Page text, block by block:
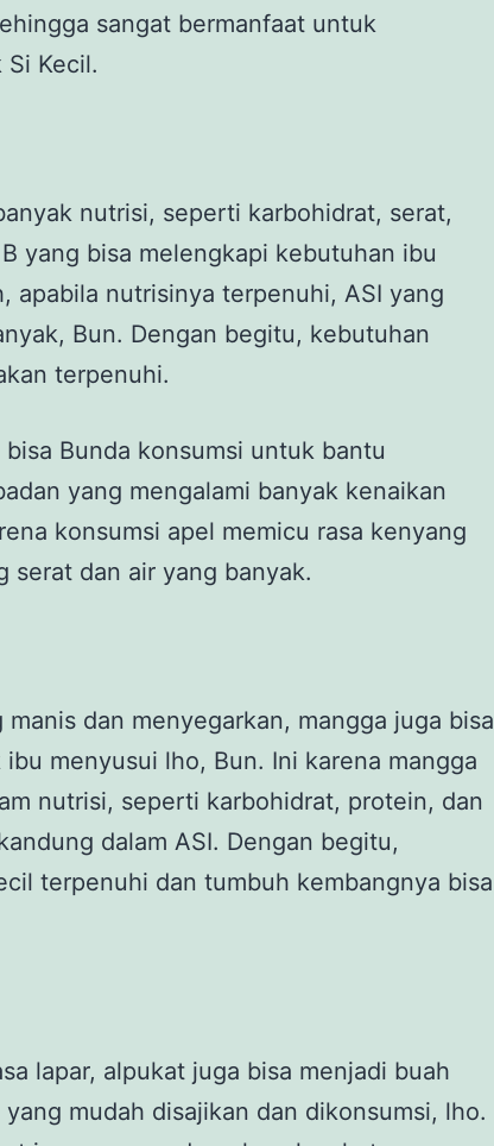
sangat bermanfaat untuk
Kecil.
nutrisi, seperti karbohidrat, serat,
yang bisa melengkapi kebutuhan ibu
apabila nutrisinya terpenuhi, ASI yang
Bun. Dengan begitu, kebutuhan
terpenuhi.
Bunda konsumsi untuk bantu
yang mengalami banyak kenaikan
konsumsi apel memicu rasa kenyang
serat dan air yang banyak.
manis dan menyegarkan, mangga juga bisa
menyusui lho, Bun. Ini karena mangga
nutrisi, seperti karbohidrat, protein, dan
dalam ASI. Dengan begitu,
terpenuhi dan tumbuh kembangnya bisa
lapar, alpukat juga bisa menjadi buah
mudah disajikan dan dikonsumsi, lho.